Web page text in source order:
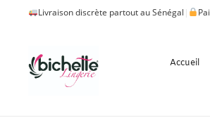
Livraison discrète partout au Sénégal |
Accueil